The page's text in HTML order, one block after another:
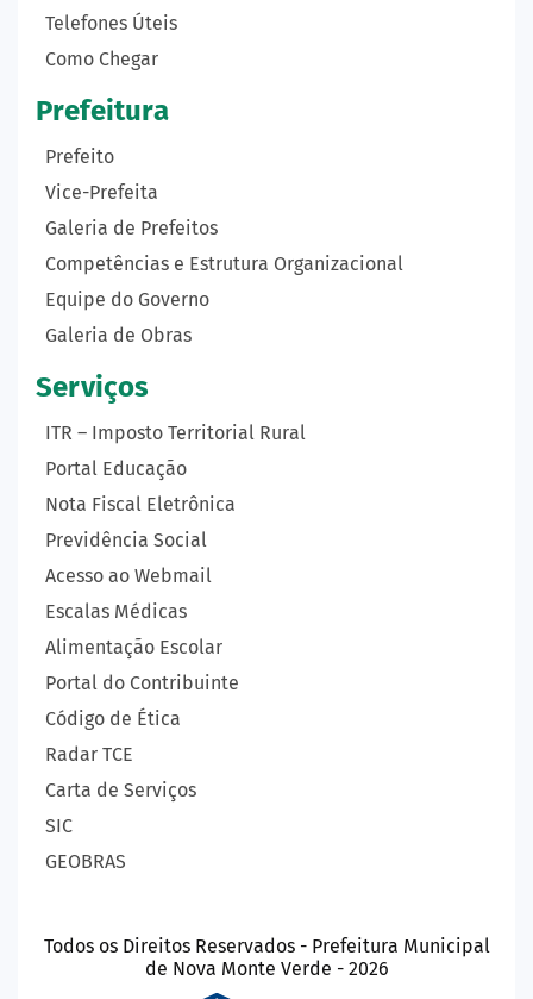
Telefones Úteis
Como Chegar
Prefeitura
Prefeito
Vice-Prefeita
Galeria de Prefeitos
Competências e Estrutura Organizacional
Equipe do Governo
Galeria de Obras
Serviços
ITR – Imposto Territorial Rural
Portal Educação
Nota Fiscal Eletrônica
Previdência Social
Acesso ao Webmail
Escalas Médicas
Alimentação Escolar
Portal do Contribuinte
Código de Ética
Radar TCE
Carta de Serviços
SIC
GEOBRAS
Todos os Direitos Reservados - Prefeitura Municipal
de Nova Monte Verde - 2026